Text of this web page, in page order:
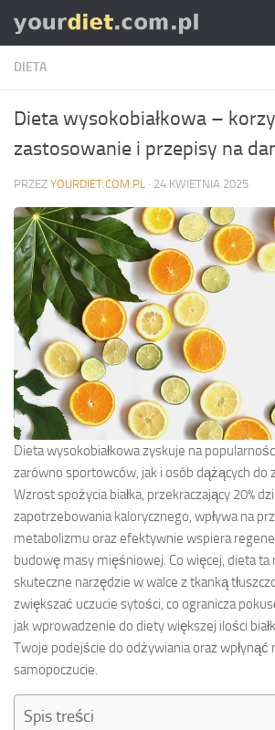
Skip to content
DIETA
Dieta wysokobiałkowa –
zastosowanie i przepisy na
PRZEZ YOURDIET.COM.PL · 24 KWIETNIA 2025
Dieta wysokobiałkowa zyskuje na
zarówno sportowców, jak i osób dążących do
Wzrost spożycia białka, przekraczający 20%
zapotrzebowania kalorycznego, wpływa na
metabolizmu oraz efektywnie wspiera
budowę masy mięśniowej. Co więcej, dieta
skuteczne narzędzie w walce z tkanką
zwiększać uczucie sytości, co ogranicza
jak wprowadzenie do diety większej ilości
Twoje podejście do odżywiania oraz wpłynąć
samopoczucie.
Spis treści